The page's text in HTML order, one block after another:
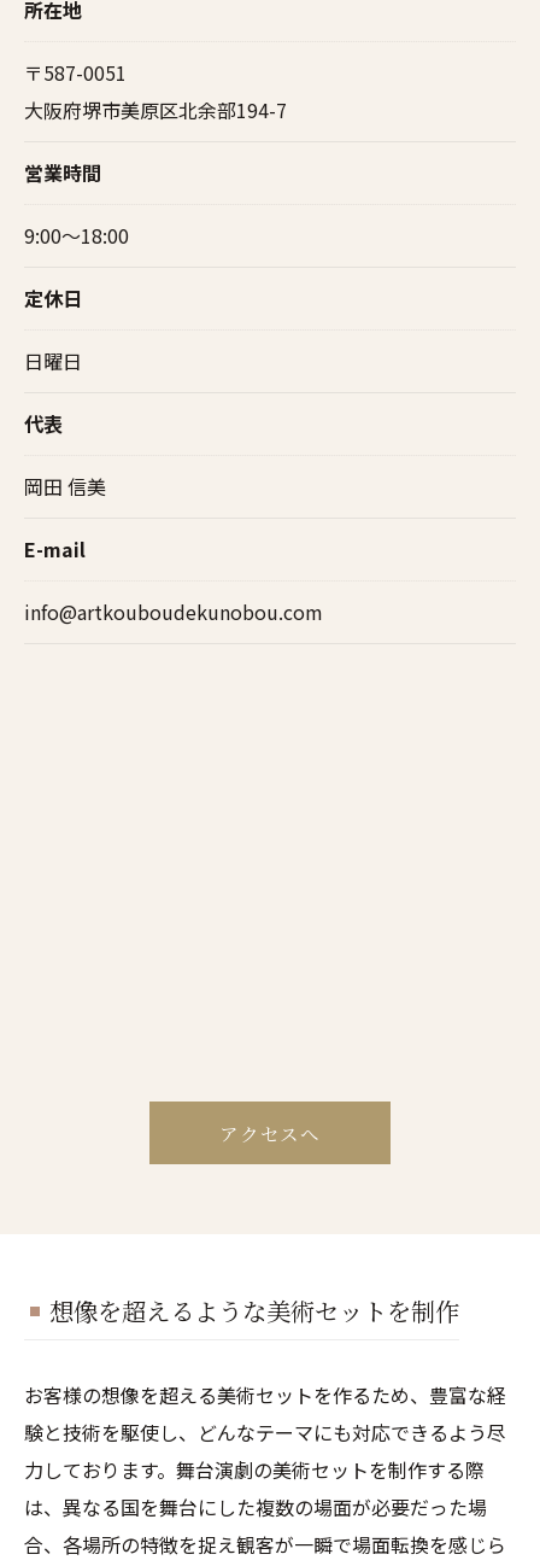
所在地
〒587-0051
大阪府堺市美原区北余部194-7
営業時間
9:00～18:00
定休日
日曜日
​代表
岡田 信美
E-mail
info@artkouboudekunobou.com
アクセスへ
想像を超えるような美術セットを制作
お客様の想像を超える美術セットを作るため、豊富な経
験と技術を駆使し、どんなテーマにも対応できるよう尽
力しております。舞台演劇の美術セットを制作する際
は、異なる国を舞台にした複数の場面が必要だった場
合、各場所の特徴を捉え観客が一瞬で場面転換を感じら